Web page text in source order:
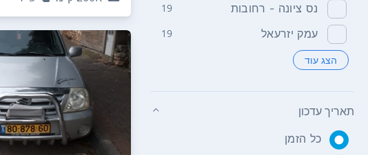
נס ציונה - רחובות 19
עמק יזרעאל 19
הצג עוד
תאריך עדכון
כל הזמן